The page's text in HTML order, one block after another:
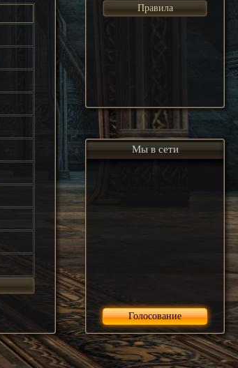
Правила
Мы в сети
Голосование